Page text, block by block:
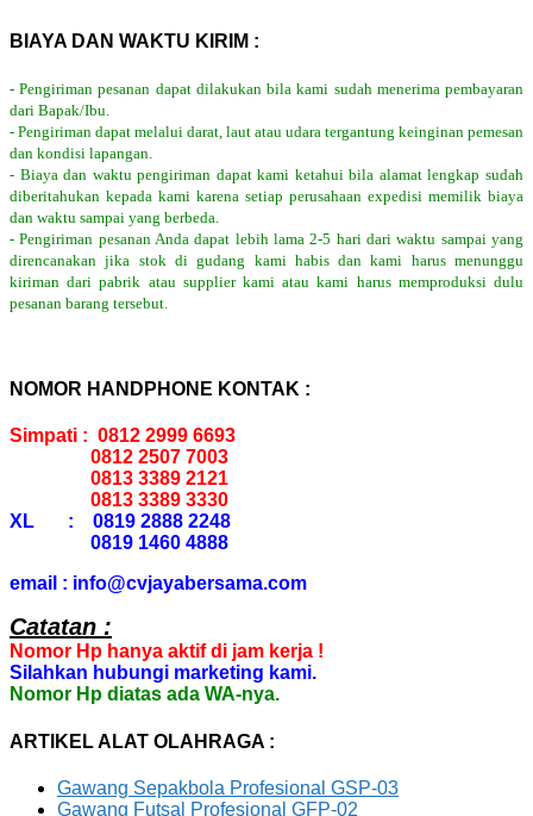
BIAYA DAN WAKTU KIRIM :
- Pengiriman pesanan dapat dilakukan bila kami sudah menerima pembayaran
dari Bapak/Ibu.
- Pengiriman dapat melalui darat, laut atau udara tergantung keinginan pemesan
dan kondisi lapangan.
- Biaya dan waktu pengiriman dapat kami ketahui bila alamat lengkap sudah
diberitahukan kepada kami karena setiap perusahaan expedisi memilik biaya
dan waktu sampai yang berbeda.
- Pengiriman pesanan Anda dapat lebih lama 2-5 hari dari waktu sampai yang
direncanakan jika stok di gudang kami habis dan kami harus menunggu
kiriman dari pabrik atau supplier kami atau kami harus memproduksi dulu
pesanan barang tersebut.
NOMOR HANDPHONE KONTAK :
Simpati : 0812 2999 6693
0812 2507 7003
0813 3389 2121
0813 3389 3330
XL : 0819 2888 2248
0819 1460 4888
email : info@cvjayabersama.com
Catatan :
Nomor Hp hanya aktif di jam kerja !
Silahkan hubungi marketing kami.
Nomor Hp diatas ada WA-nya.
ARTIKEL ALAT OLAHRAGA :
Gawang Sepakbola Profesional GSP-03
Gawang Futsal Profesional GFP-02